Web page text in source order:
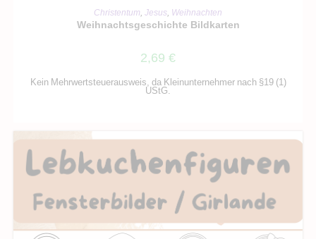
IN DEN WARENKORB
Christentum, Jesus, Weihnachten
Weihnachtsgeschichte Bildkarten
2,69 €
Kein Mehrwertsteuerausweis, da Kleinunternehmer nach §19 (1)
UStG.